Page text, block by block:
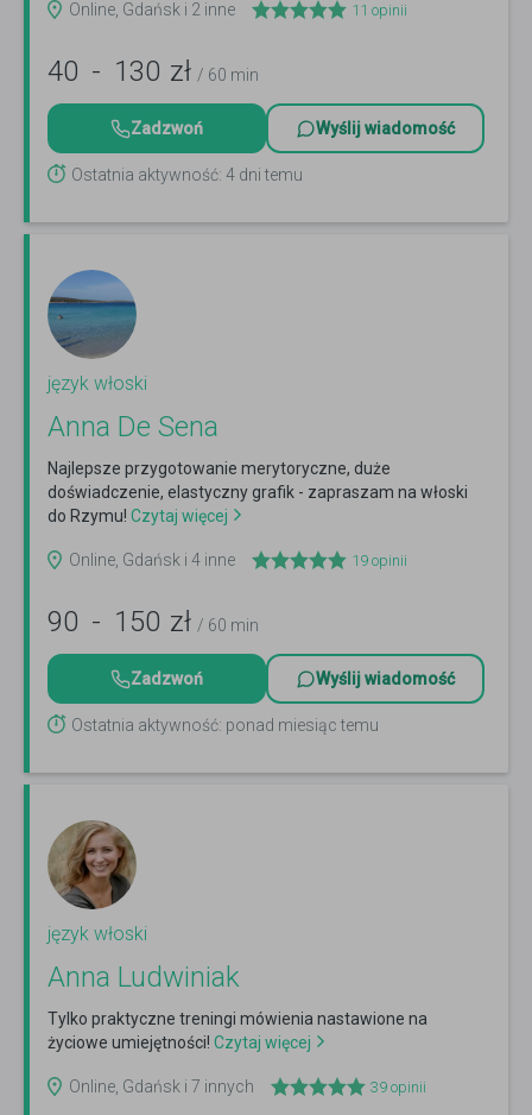
Online, Gdańsk i 2 inne 11 opinii
40 - 130 zł / 60 min
Zadzwoń Wyślij wiadomość
Ostatnia aktywność: 4 dni temu
język włoski
Anna De Sena
Najlepsze przygotowanie merytoryczne, duże
doświadczenie, elastyczny grafik - zapraszam na włoski
do Rzymu! Czytaj więcej
Online, Gdańsk i 4 inne 19 opinii
90 - 150 zł / 60 min
Zadzwoń Wyślij wiadomość
Ostatnia aktywność: ponad miesiąc temu
język włoski
Anna Ludwiniak
Tylko praktyczne treningi mówienia nastawione na
życiowe umiejętności! Czytaj więcej
Online, Gdańsk i 7 innych 39 opinii